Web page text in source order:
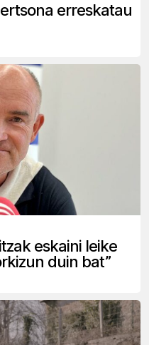
erreskatau
eskaini leike
duin bat”